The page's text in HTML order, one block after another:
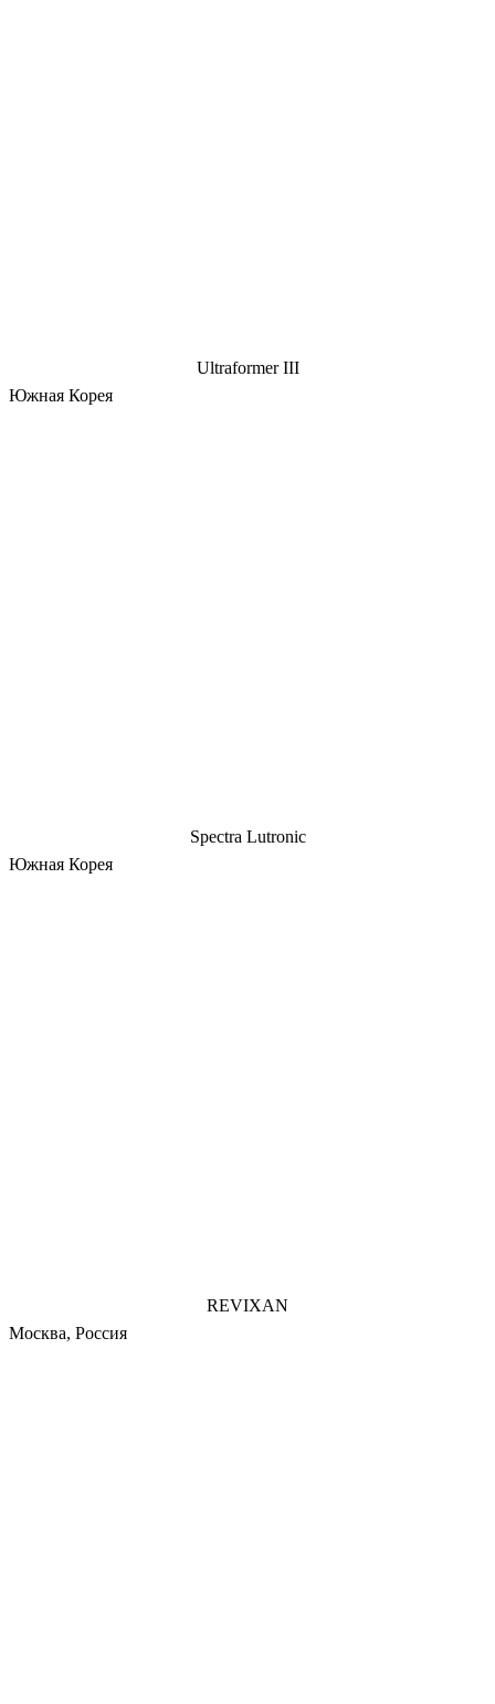
Ultraformer III
Южная Корея
Spectra Lutronic
Южная Корея
REVIXAN
Москва, Россия